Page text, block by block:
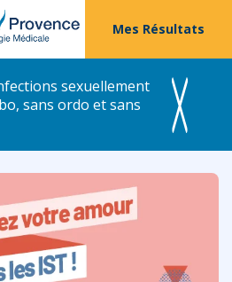
Mes Résultats
sexuellement
sans ordo et sans